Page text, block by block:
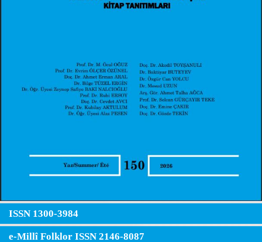
ISSN 1300-3984
e-Millî Folklor ISSN 2146-8087